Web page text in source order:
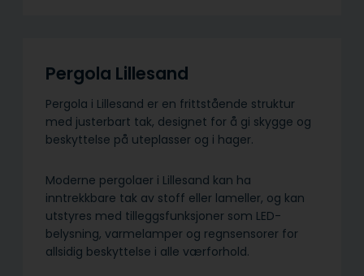
Pergola Lillesand
Pergola i Lillesand er en frittstående struktur
med justerbart tak, designet for å gi skygge og
beskyttelse på uteplasser og i hager.
Moderne pergolaer i Lillesand kan ha
inntrekkbare tak av stoff eller lameller, og kan
utstyres med tilleggsfunksjoner som LED-
belysning, varmelamper og regnsensorer for
allsidig beskyttelse i alle værforhold.